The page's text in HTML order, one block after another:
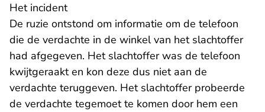
Het incident
De ruzie ontstond om informatie om de telefoon
die de verdachte in de winkel van het slachtoffer
had afgegeven. Het slachtoffer was de telefoon
kwijtgeraakt en kon deze dus niet aan de
verdachte teruggeven. Het slachtoffer probeerde
de verdachte tegemoet te komen door hem een